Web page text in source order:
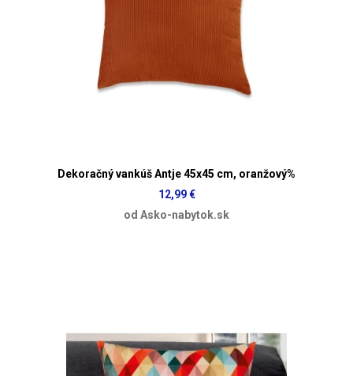
Dekoračný vankúš Antje 45x45 cm, oranžový%
12,99 €
od Asko-nabytok.sk